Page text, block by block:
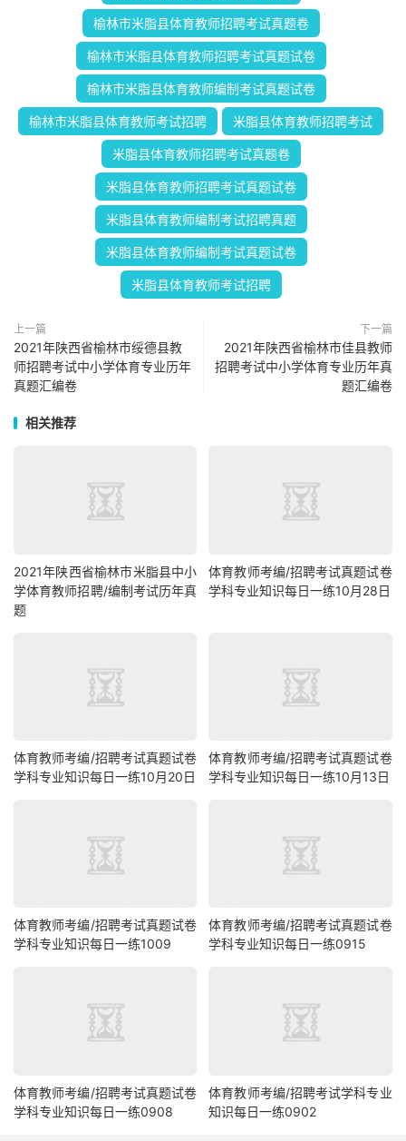
榆林市米脂县体育教师招聘考试真题卷
榆林市米脂县体育教师招聘考试真题试卷
榆林市米脂县体育教师编制考试真题试卷
榆林市米脂县体育教师考试招聘 米脂县体育教师招聘考试
米脂县体育教师招聘考试真题卷
米脂县体育教师招聘考试真题试卷
米脂县体育教师编制考试招聘真题
米脂县体育教师编制考试真题试卷
米脂县体育教师考试招聘
上一篇
2021年陕西省榆林市绥德县教
师招聘考试中小学体育专业历年
真题汇编卷
下一篇
2021年陕西省榆林市佳县教师
招聘考试中小学体育专业历年真
题汇编卷
相关推荐
2021年陕西省榆林市米脂县中小
学体育教师招聘/编制考试历年真
题
体育教师考编/招聘考试真题试卷
学科专业知识每日一练10月28日
体育教师考编/招聘考试真题试卷
学科专业知识每日一练10月20日
体育教师考编/招聘考试真题试卷
学科专业知识每日一练10月13日
体育教师考编/招聘考试真题试卷
学科专业知识每日一练1009
体育教师考编/招聘考试真题试卷
学科专业知识每日一练0915
体育教师考编/招聘考试真题试卷
学科专业知识每日一练0908
体育教师考编/招聘考试学科专业
知识每日一练0902